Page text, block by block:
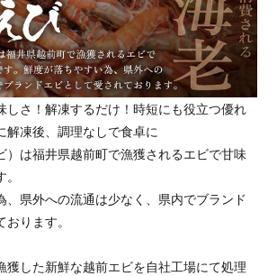
しさ！解凍するだけ！時短にも役立つ優れ
解凍後、調理なしで食卓に
）は福井県越前町で漁獲されるエビで甘味
、県外への流通は少なく、県内でブランド
ります。
獲した新鮮な越前エビを自社工場にて処理